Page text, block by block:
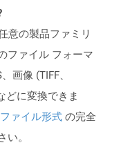
意の製品ファミリ
ファイル フォーマ
画像 (TIFF、
どに変換できま
ァイル形式 の完全
い。